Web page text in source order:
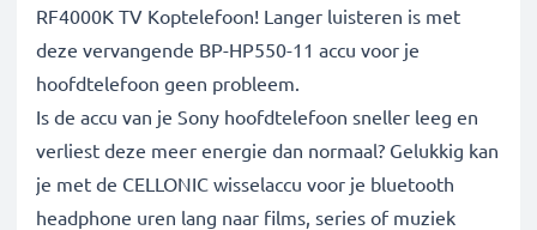
RF4000K TV Koptelefoon! Langer luisteren is met
deze vervangende BP-HP550-11 accu voor je
hoofdtelefoon geen probleem.
Is de accu van je Sony hoofdtelefoon sneller leeg en
verliest deze meer energie dan normaal? Gelukkig kan
je met de CELLONIC wisselaccu voor je bluetooth
headphone uren lang naar films, series of muziek